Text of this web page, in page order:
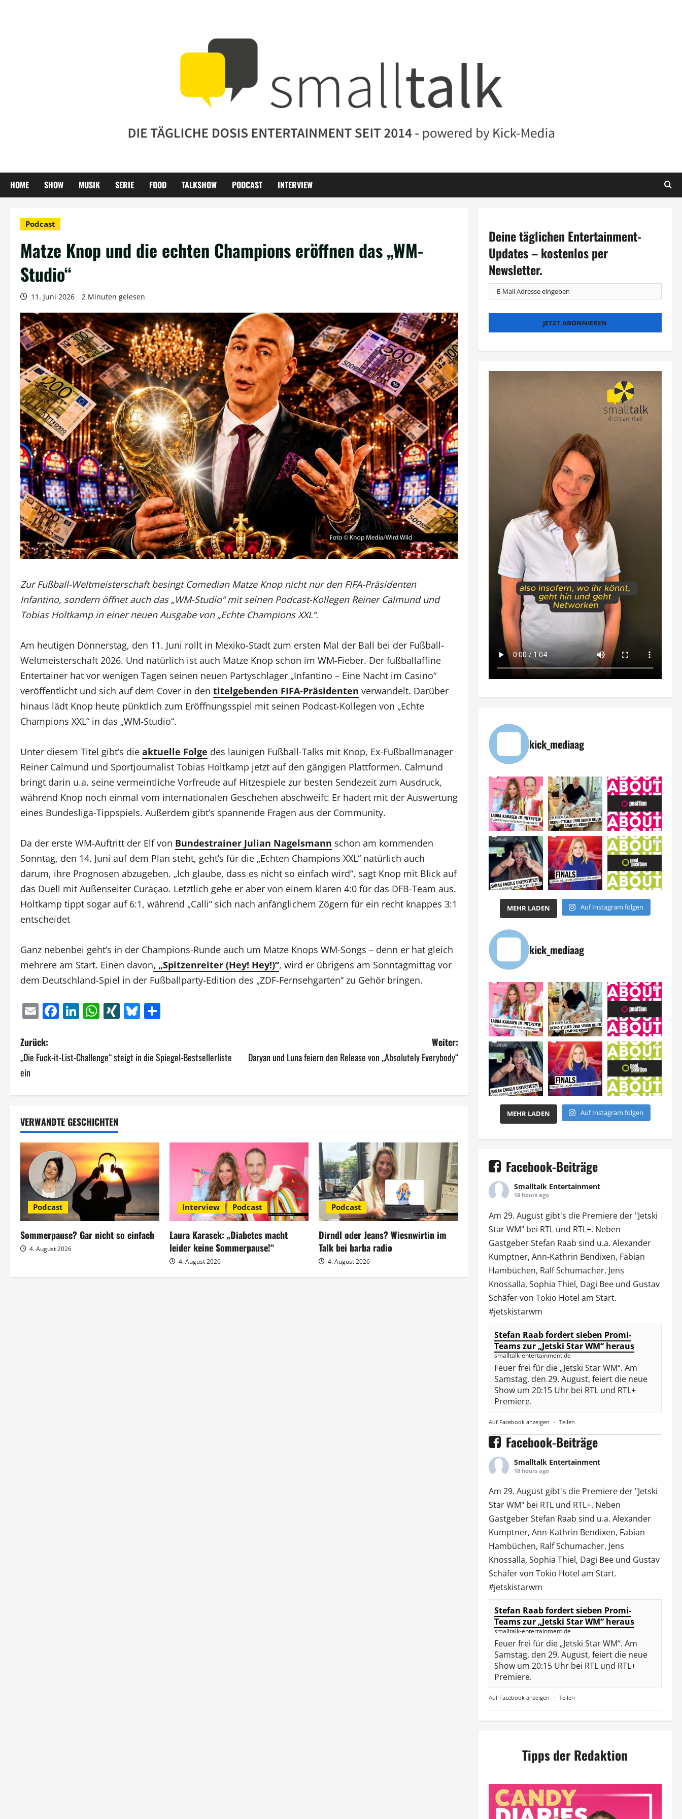
HOME SHOW MUSIK SERIE FOOD TALKSHOW PODCAST INTERVIEW
Podcast
Matze Knop und die echten Champions eröffnen das „WM-
Studio“
11. Juni 2026 2 Minuten gelesen
Zur Fußball-Weltmeisterschaft besingt Comedian Matze Knop nicht nur den FIFA-Präsidenten
Infantino, sondern öffnet auch das „WM-Studio“ mit seinen Podcast-Kollegen Reiner Calmund und
Tobias Holtkamp in einer neuen Ausgabe von „Echte Champions XXL“.
Am heutigen Donnerstag, den 11. Juni rollt in Mexiko-Stadt zum ersten Mal der Ball bei der Fußball-
Weltmeisterschaft 2026. Und natürlich ist auch Matze Knop schon im WM-Fieber. Der fußballaffine
Entertainer hat vor wenigen Tagen seinen neuen Partyschlager „Infantino – Eine Nacht im Casino“
veröffentlicht und sich auf dem Cover in den titelgebenden FIFA-Präsidenten verwandelt. Darüber
hinaus lädt Knop heute pünktlich zum Eröffnungsspiel mit seinen Podcast-Kollegen von „Echte
Champions XXL“ in das „WM-Studio“.
Unter diesem Titel gibt’s die aktuelle Folge des launigen Fußball-Talks mit Knop, Ex-Fußballmanager
Reiner Calmund und Sportjournalist Tobias Holtkamp jetzt auf den gängigen Plattformen. Calmund
bringt darin u.a. seine vermeintliche Vorfreude auf Hitzespiele zur besten Sendezeit zum Ausdruck,
während Knop noch einmal vom internationalen Geschehen abschweift: Er hadert mit der Auswertung
eines Bundesliga-Tippspiels. Außerdem gibt’s spannende Fragen aus der Community.
Da der erste WM-Auftritt der Elf von Bundestrainer Julian Nagelsmann schon am kommenden
Sonntag, den 14. Juni auf dem Plan steht, geht’s für die „Echten Champions XXL“ natürlich auch
darum, ihre Prognosen abzugeben. „Ich glaube, dass es nicht so einfach wird“, sagt Knop mit Blick auf
das Duell mit Außenseiter Curaçao. Letztlich gehe er aber von einem klaren 4:0 für das DFB-Team aus.
Holtkamp tippt sogar auf 6:1, während „Calli“ sich nach anfänglichem Zögern für ein recht knappes 3:1
entscheidet
Ganz nebenbei geht’s in der Champions-Runde auch um Matze Knops WM-Songs – denn er hat gleich
mehrere am Start. Einen davon, „Spitzenreiter (Hey! Hey!)“, wird er übrigens am Sonntagmittag vor
dem Deutschland-Spiel in der Fußballparty-Edition des „ZDF-Fernsehgarten“ zu Gehör bringen.
EmailFacebook
LinkedIn
WhatsApp
XINGBluesky
B
e
r
a
g
n
a
v
i
Zurück:
„Die Fuck-it-List-Challenge“ steigt in die Spiegel-Bestsellerliste
ein
Weiter:
Daryan und Luna feiern den Release von „Absolutely Everybody“
VERWANDTE GESCHICHTEN
Podcast
Sommerpause? Gar nicht so einfach
4. August 2026
Interview Podcast
Laura Karasek: „Diabetes macht
leider keine Sommerpause!“
4. August 2026
Podcast
Dirndl oder Jeans? Wiesnwirtin im
Talk bei barba radio
4. August 2026
Deine täglichen Entertainment-
Updates – kostenlos per
Newsletter.
kick_mediaag
MEHR LADEN Auf Instagram folgen
kick_mediaag
MEHR LADEN Auf Instagram folgen
Facebook-Beiträge
Smalltalk Entertainment
18 hours ago
Am 29. August gibt's die Premiere der "Jetski
Star WM" bei RTLund RTL+. Neben
Gastgeber Stefan Raab sind u.a. Alexander
Kumptner, Ann-Kathrin Bendixen, Fabian
Hambüchen, Ralf Schumacher, Jens
Knossalla, Sophia Thiel, Dagi Beeund Gustav
Schäfer von Tokio Hotel am Start.
#jetskistarwm
Stefan Raab fordert sieben Promi-
Teams zur „Jetski Star WM“ heraus
smalltalk-entertainment.de
Feuer frei für die „Jetski Star WM“. Am
Samstag, den 29. August, feiert die neue
Show um 20:15 Uhr bei RTL und RTL+
Premiere.
Auf Facebook anzeigen · Teilen
Facebook-Beiträge
Smalltalk Entertainment
18 hours ago
Am 29. August gibt's die Premiere der "Jetski
Star WM" bei RTLund RTL+. Neben
Gastgeber Stefan Raab sind u.a. Alexander
Kumptner, Ann-Kathrin Bendixen, Fabian
Hambüchen, Ralf Schumacher, Jens
Knossalla, Sophia Thiel, Dagi Beeund Gustav
Schäfer von Tokio Hotel am Start.
#jetskistarwm
Stefan Raab fordert sieben Promi-
Teams zur „Jetski Star WM“ heraus
smalltalk-entertainment.de
Feuer frei für die „Jetski Star WM“. Am
Samstag, den 29. August, feiert die neue
Show um 20:15 Uhr bei RTL und RTL+
Premiere.
Auf Facebook anzeigen · Teilen
Tipps der Redaktion